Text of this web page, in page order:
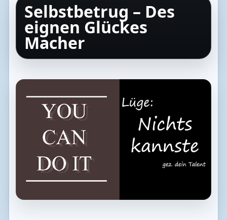
Selbstbetrug – Des
eignen Glückes
Macher